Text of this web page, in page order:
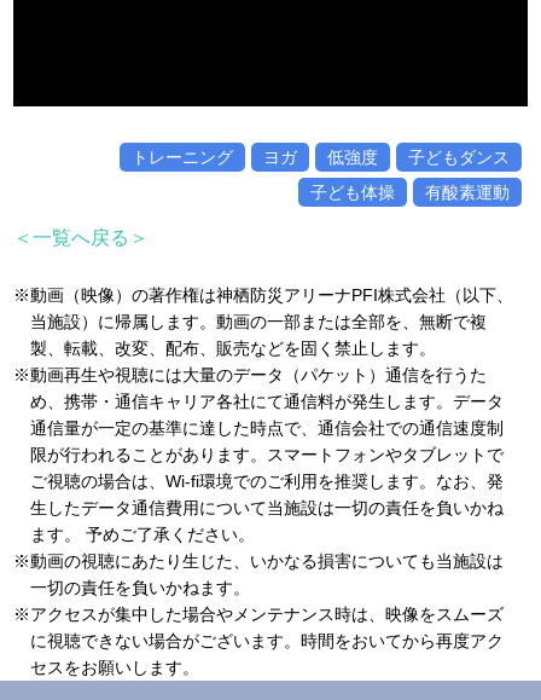
トレーニング ヨガ 低強度
子どもダンス
子ども体操
有酸素運動
＜一覧へ戻る＞
※動画（映像）の著作権は神栖防災アリーナPFI株式会社（以下、
当施設）に帰属します。動画の一部または全部を、無断で複
製、転載、改変、配布、販売などを固く禁止します。
※動画再生や視聴には大量のデータ（パケット）通信を行うた
め、携帯・通信キャリア各社にて通信料が発生します。データ
通信量が一定の基準に達した時点で、通信会社での通信速度制
限が行われることがあります。スマートフォンやタブレットで
ご視聴の場合は、Wi-fi環境でのご利用を推奨します。なお、発
生したデータ通信費用について当施設は一切の責任を負いかね
ます。 予めご了承ください。
※動画の視聴にあたり生じた、いかなる損害についても当施設は
一切の責任を負いかねます。
※アクセスが集中した場合やメンテナンス時は、映像をスムーズ
に視聴できない場合がございます。時間をおいてから再度アク
セスをお願いします。